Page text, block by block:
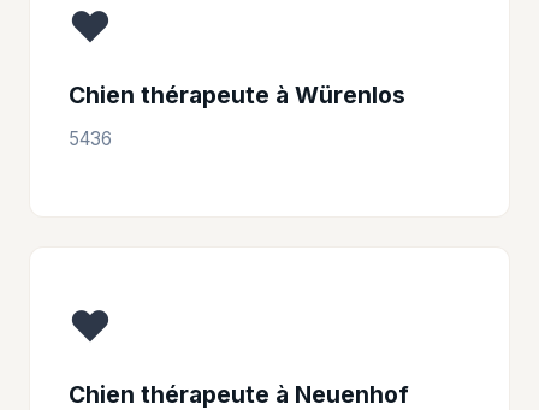
❤️
Chien thérapeute à Würenlos
5436
❤️
Chien thérapeute à Neuenhof